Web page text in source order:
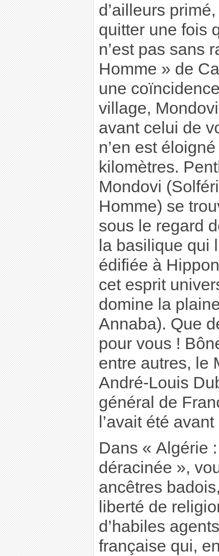
d’ailleurs
quitter une fois
n’est pas sans
Homme » de
une
village,
avant celui de
n’en est
kilomètres.
Mondovi
Homme) se
sous le regard
la basilique qui
édifiée à
cet esprit
domine la
Annaba). Que
pour vous !
entre autres, le
André-Louis
général de
l’avait été
Dans « Algérie
déracinée »,
ancêtres
liberté de
d’habiles
française qui,